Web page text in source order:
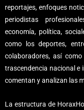
reportajes, enfoques
periodistas
economía, política,
como los deportes,
colaboradores, así
trascendencia nacional e
comentan y analizan las
La estructura de